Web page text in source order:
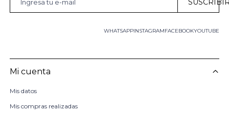
WHATSAPP FACEBOOKYOUTUBE
INSTAGRAM
Mi cuenta
Mis datos
Mis compras realizadas